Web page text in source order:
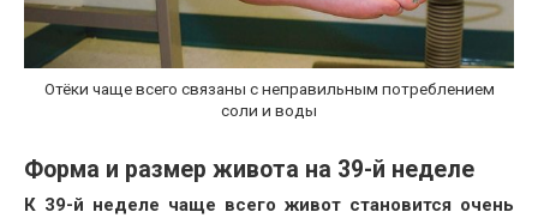
Отёки чаще всего связаны с неправильным потреблением
соли и воды
Форма и размер живота на 39-й неделе
К 39-й неделе чаще всего живот становится очень